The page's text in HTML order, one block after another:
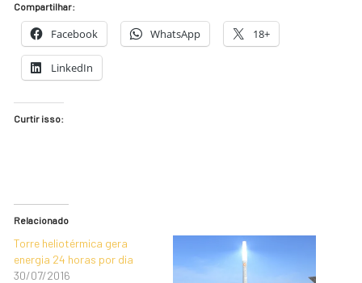
Compartilhar:
Facebook WhatsApp 18+
LinkedIn
Curtir isso:
Relacionado
Torre heliotérmica gera
energia 24 horas por dia
30/07/2016